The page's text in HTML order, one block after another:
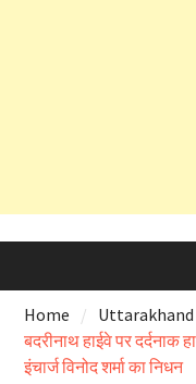
Home
Uttarakhand
बदरीनाथ हाईवे पर दर्दनाक
इंचार्ज विनोद शर्मा का निधन